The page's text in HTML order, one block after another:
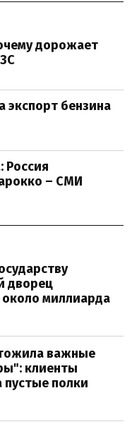
дорожает
экспорт бензина
Россия
– СМИ
дворец
миллиарда
важные
клиенты
полки